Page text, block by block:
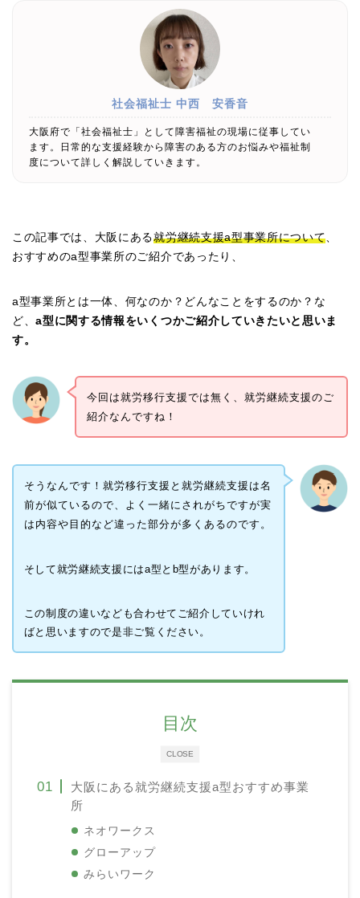
社会福祉士 中西 安香音
大阪府で「社会福祉士」として障害福祉の現場に従事してい
ます。日常的な支援経験から障害のある方のお悩みや福祉制
度について詳しく解説していきます。
この記事では、大阪にある就労継続支援a型事業所について
おすすめのa型事業所のご紹介であったり、
a型事業所とは一体、何なのか？どんなことをするのか？な
ど、a型に関する情報をいくつかご紹介していきたいと思いま
す。
今回は就労移行支援では無く、就労継続支援のご
紹介なんですね！
そうなんです！就労移行支援と就労継続支援は名
前が似ているので、よく一緒にされがちですが実
は内容や目的など違った部分が多くあるのです。
そして就労継続支援にはa型とb型があります。
この制度の違いなども合わせてご紹介していけれ
ばと思いますので是非ご覧ください。
CLOSE
目次
大阪にある就労継続支援a型おすすめ事業
所
ネオワークス
グローアップ
みらいワーク